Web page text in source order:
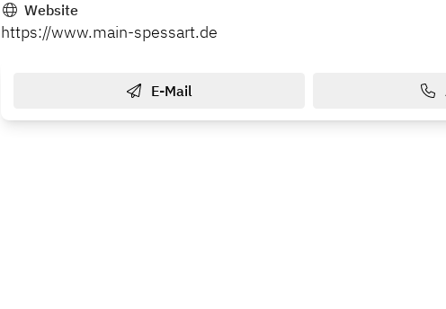
Website
https://www.main-spessart.de
E-Mail